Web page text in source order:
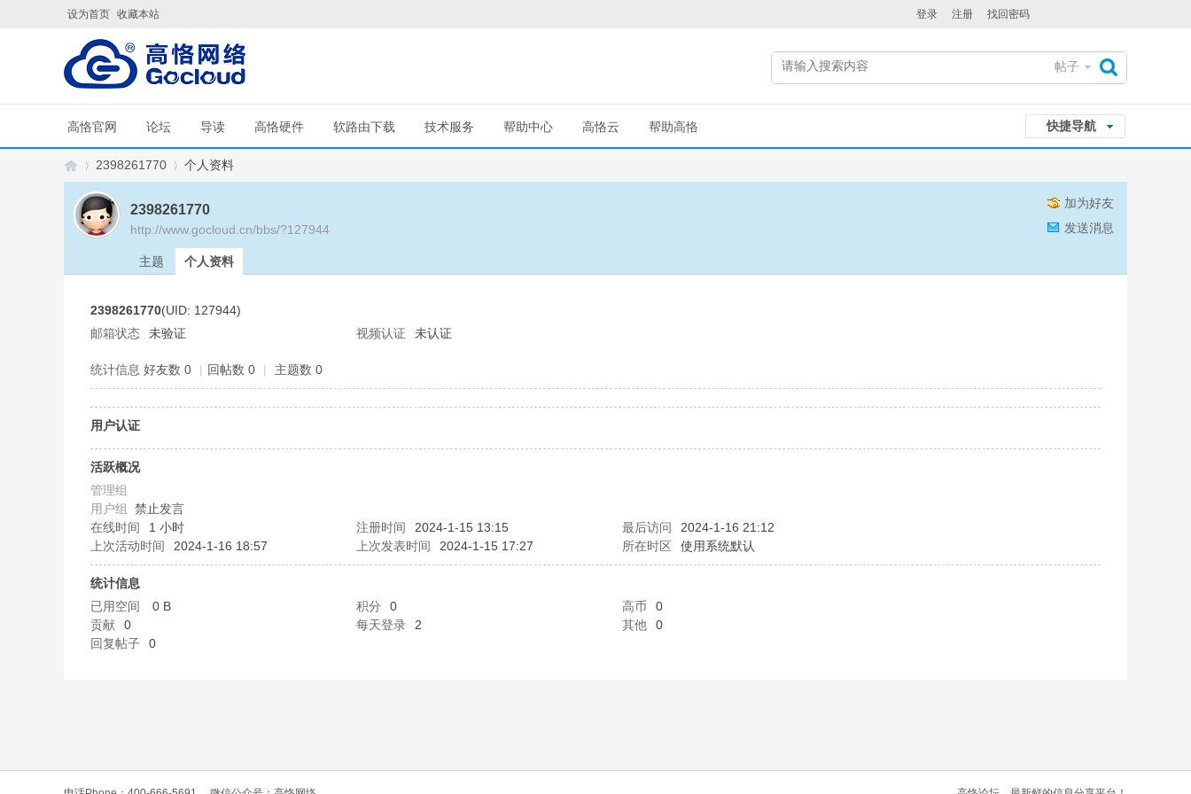
设为首页 收藏本站 登录 注册 找回密码
帖子
快捷导航
高恪官网 论坛 导读 高恪硬件 软路由下载 技术服务 帮助中心 高恪云 帮助高恪
L
2398261770 个人资料
加为好友
发送消息
2398261770
http://www.gocloud.cn/bbs/?127944
主题 个人资料
2398261770(UID: 127944)
邮箱状态
未验证 视频认证 未认证
统计信息 好友数 0 | 回帖数 0 | 主题数 0
用户认证
活跃概况
管理组
用户组 禁止发言
在线时间
1 小时 注册时间 2024-1-15 13:15 最后访问
2024-1-16 21:12
上次活动时间
2024-1-16 18:57 上次发表时间 2024-1-15 17:27 所在时区 使用系统默认
统计信息
已用空间
0 B 积分 0 高币
0
贡献
0 每天登录 2 其他
0
回复帖子
0